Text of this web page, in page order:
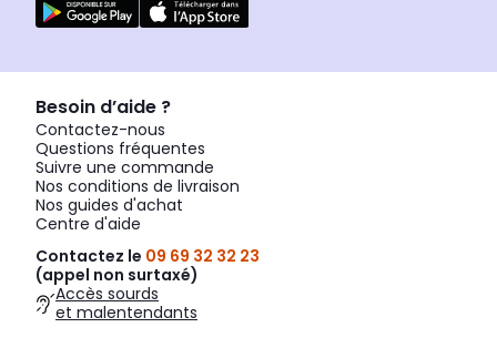
Besoin d’aide ?
Contactez-nous
Questions fréquentes
Suivre une commande
Nos conditions de livraison
Nos guides d'achat
Centre d'aide
Contactez le 09 69 32 32 23
(appel non surtaxé)
Accès sourds
et malentendants